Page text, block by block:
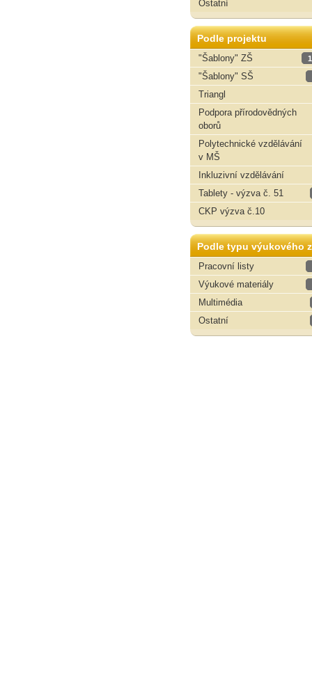
Ostatní
Podle projektu
"Šablony" ZŠ
"Šablony" SŠ
Triangl
Podpora přírodovědných
oborů
Polytechnické vzdělávání
v MŠ
Inkluzivní vzdělávání
Tablety - výzva č. 51
CKP výzva č.10
Podle typu výukového
Pracovní listy
Výukové materiály
Multimédia
Ostatní